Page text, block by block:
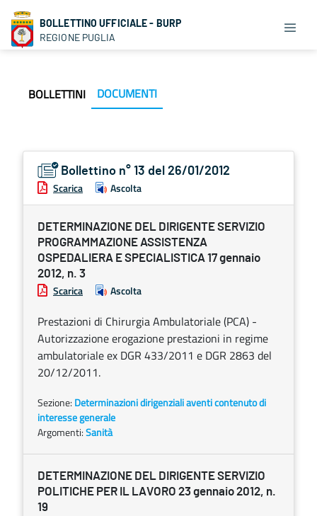
BOLLETTINO UFFICIALE - BURP
REGIONE PUGLIA
BOLLETTINI DOCUMENTI
Bollettino n° 13 del 26/01/2012
Scarica Ascolta
DETERMINAZIONE DEL DIRIGENTE SERVIZIO
PROGRAMMAZIONE ASSISTENZA
OSPEDALIERA E SPECIALISTICA 17 gennaio
2012, n. 3
Scarica Ascolta
Prestazioni di Chirurgia Ambulatoriale (PCA) -
Autorizzazione erogazione prestazioni in regime
ambulatoriale ex DGR 433/2011 e DGR 2863 del
20/12/2011.
Sezione: Determinazioni dirigenziali aventi contenuto di
interesse generale
Argomenti:Sanità
DETERMINAZIONE DEL DIRIGENTE SERVIZIO
POLITICHE PER IL LAVORO 23 gennaio 2012, n.
19